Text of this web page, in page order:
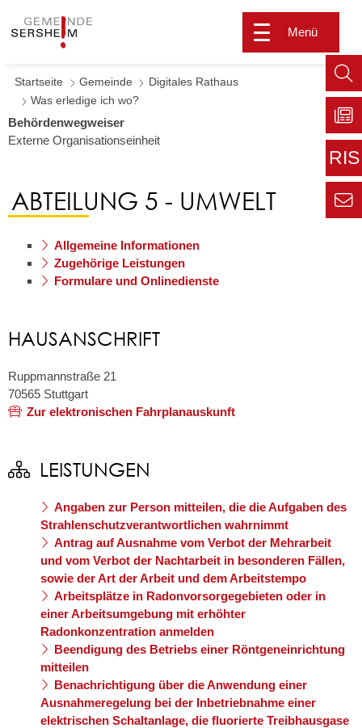
Menü
Startseite Gemeinde
Digitales Rathaus
Was erledige ich wo?
Behördenwegweiser
Externe Organisationseinheit
ABTEILUNG 5 - UMWELT
Allgemeine Informationen
Zugehörige Leistungen
Formulare und Onlinedienste
HAUSANSCHRIFT
Ruppmannstraße 21
70565 Stuttgart
Zur elektronischen Fahrplanauskunft
LEISTUNGEN
Angaben zur Person mitteilen, die die Aufgaben des
Strahlenschutzverantwortlichen wahrnimmt
Antrag auf Ausnahme vom Verbot der Mehrarbeit
und vom Verbot der Nachtarbeit in besonderen Fällen,
sowie der Art der Arbeit und dem Arbeitstempo
Arbeitsplätze in Radonvorsorgegebieten oder in
einer Arbeitsumgebung mit erhöhter
Radonkonzentration anmelden
Beendigung des Betriebs einer Röntgeneinrichtung
mitteilen
Benachrichtigung über die Anwendung einer
Ausnahmeregelung bei der Inbetriebnahme einer
elektrischen Schaltanlage, die fluorierte Treibhausgase
Zu
RIS
Zur
Seite